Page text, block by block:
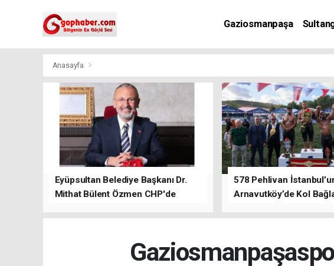
Gaziosmanpaşa
Anasayfa
Eyüpsultan Belediye Başkanı Dr.
Mithat Bülent Özmen CHP'de
578 Pehlivan İstanbul’un
Arnavutköy’de Kol